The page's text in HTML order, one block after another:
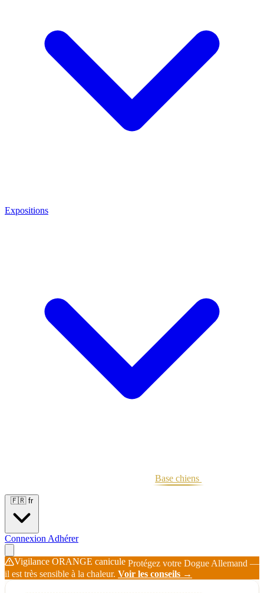
Expositions
Base chiens
🇫🇷 fr
Connexion Adhérer
Vigilance ORANGE canicule Protégez votre Dogue Allemand —
il est très sensible à la chaleur. Voir les conseils →